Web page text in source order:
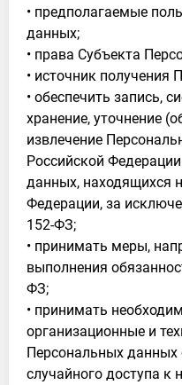
• предполагаемые
данных;
• права Субъекта
• источник получения
• обеспечить запись,
хранение, уточнение
извлечение
Российской
данных, находящихся
Федерации, за
152-ФЗ;
• принимать меры,
выполнения
ФЗ;
• принимать
организационные и
Персональных данных
случайного доступа к